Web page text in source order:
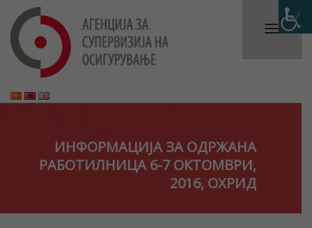
ИНФОРМАЦИЈА ЗА ОДРЖАНА
РАБОТИЛНИЦА 6-7 ОКТОМВРИ,
2016, ОХРИД